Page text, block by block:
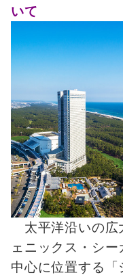
いて
太平洋沿いの広
ェニックス・シ
中心に位置する「